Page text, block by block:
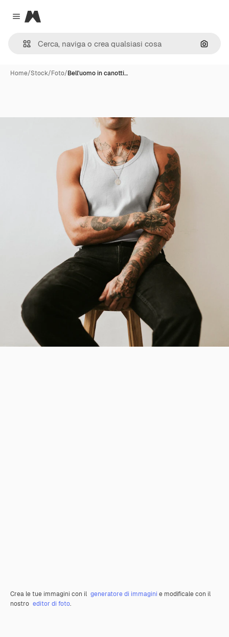
Close menu
Magnific
Cerca
Home/Stock/Foto/Bell'uomo in canotti…
Crea le tue immagini con il generatore di immagini e modificale con il
nostro editor di foto.